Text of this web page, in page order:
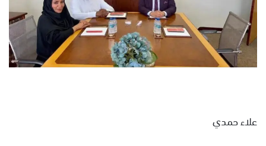
ا
ل
ك
ن
علاء حمدي